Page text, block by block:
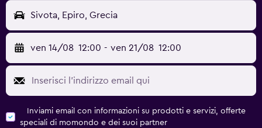
Sivota, Epiro, Grecia
ven 14/08 12:00 - ven 21/08 12:00
Inviami email con informazioni su prodotti e servizi, offerte
speciali di momondo e dei suoi partner